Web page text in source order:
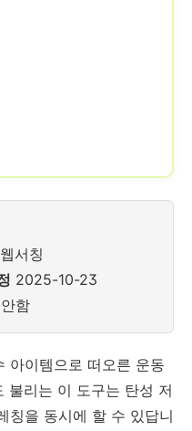
서칭
2025-10-23
함
아이템으로 떠오른 운동
불리는 이 도구는 탄성 저
칭을 동시에 할 수 있답니